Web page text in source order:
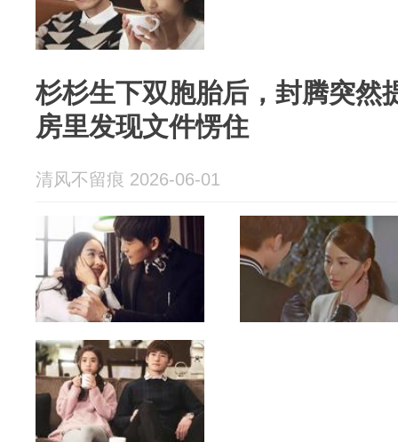
杉杉生下双胞胎后，封腾突然
房里发现文件愣住
清风不留痕 2026-06-01